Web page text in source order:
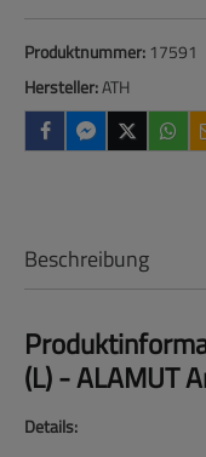
Produktnummer: 17591
Hersteller:ATH
Beschreibung
(L) - ALAMUT
Details: